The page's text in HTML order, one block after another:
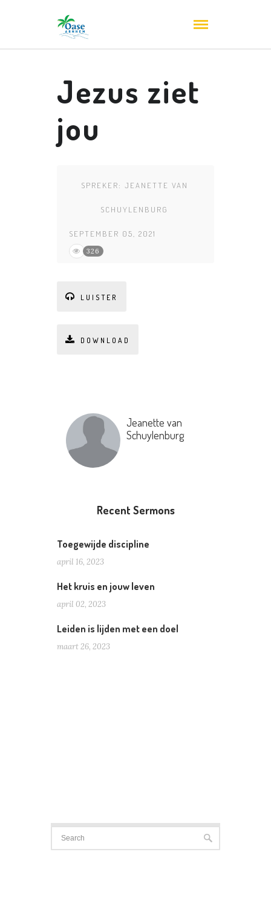
Jezus ziet
jou
SPREKER: JEANETTE VAN
SCHUYLENBURG
SEPTEMBER 05, 2021
326
LUISTER
DOWNLOAD
Jeanette van
Schuylenburg
Recent Sermons
Toegewijde discipline
april 16, 2023
Het kruis en jouw leven
april 02, 2023
Leiden is lijden met een doel
maart 26, 2023